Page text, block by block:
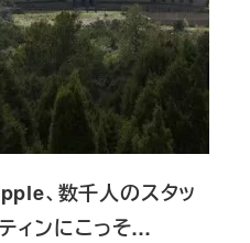
、数千人のスタッ
ィンにこっそ…